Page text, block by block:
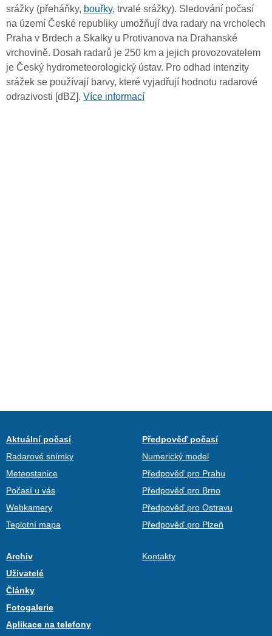
srážky (přeháňky, bouřky, trvalé srážky). Sledování počasí
na území České republiky umožňují dva radary na vrcholech
Praha v Brdech a Skalky u Protivanova na Drahanské
vrchovině. Dosah radarů je 250 km a jejich provozovatelem
je Český hydrometeorologický ústav. Pro odhad intenzity
srážek se používají barvy, které vyjadřují hodnotu radarové
odrazivosti [dBZ]. Více informací
Aktuální počasí
Radarové snímky
Meteostanice
Počasí u vás
Webkamery
Teplotní mapa
Předpověď počasí
Numerický model
Předpověď pro Prahu
Předpověď pro Brno
Předpověď pro Ostravu
Předpověď pro Plzeň
Archiv
Uživatelé
Články
Fotogalerie
Aplikace na telefony
Kontakty